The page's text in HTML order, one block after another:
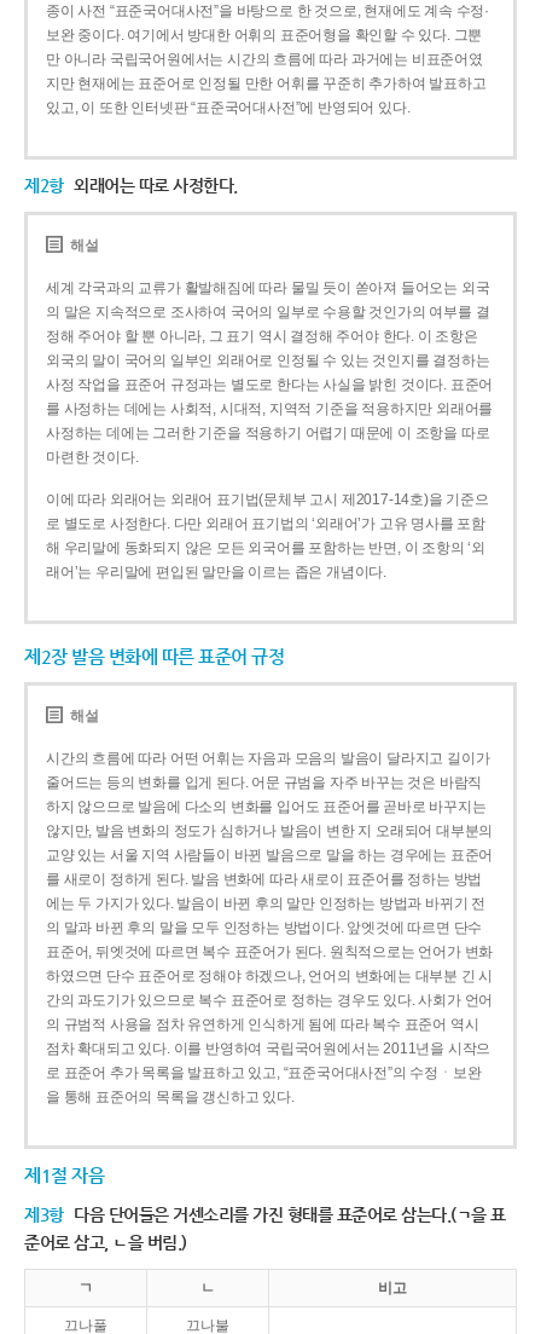
종이 사전 “표준국어대사전”을 바탕으로 한 것으로, 현재에도 계속 수정·
보완 중이다. 여기에서 방대한 어휘의 표준어형을 확인할 수 있다. 그뿐
만 아니라 국립국어원에서는 시간의 흐름에 따라 과거에는 비표준어였
지만 현재에는 표준어로 인정될 만한 어휘를 꾸준히 추가하여 발표하고
있고, 이 또한 인터넷판 “표준국어대사전”에 반영되어 있다.
제2항 외래어는 따로 사정한다.
해설
세계 각국과의 교류가 활발해짐에 따라 물밀 듯이 쏟아져 들어오는 외국
의 말은 지속적으로 조사하여 국어의 일부로 수용할 것인가의 여부를 결
정해 주어야 할 뿐 아니라, 그 표기 역시 결정해 주어야 한다. 이 조항은
외국의 말이 국어의 일부인 외래어로 인정될 수 있는 것인지를 결정하는
사정 작업을 표준어 규정과는 별도로 한다는 사실을 밝힌 것이다. 표준어
를 사정하는 데에는 사회적, 시대적, 지역적 기준을 적용하지만 외래어를
사정하는 데에는 그러한 기준을 적용하기 어렵기 때문에 이 조항을 따로
마련한 것이다.
이에 따라 외래어는 외래어 표기법(문체부 고시 제2017-14호)을 기준으
로 별도로 사정한다. 다만 외래어 표기법의 ‘외래어’가 고유 명사를 포함
해 우리말에 동화되지 않은 모든 외국어를 포함하는 반면, 이 조항의 ‘외
래어’는 우리말에 편입된 말만을 이르는 좁은 개념이다.
제2장 발음 변화에 따른 표준어 규정
해설
시간의 흐름에 따라 어떤 어휘는 자음과 모음의 발음이 달라지고 길이가
줄어드는 등의 변화를 입게 된다. 어문 규범을 자주 바꾸는 것은 바람직
하지 않으므로 발음에 다소의 변화를 입어도 표준어를 곧바로 바꾸지는
않지만, 발음 변화의 정도가 심하거나 발음이 변한 지 오래되어 대부분의
교양 있는 서울 지역 사람들이 바뀐 발음으로 말을 하는 경우에는 표준어
를 새로이 정하게 된다. 발음 변화에 따라 새로이 표준어를 정하는 방법
에는 두 가지가 있다. 발음이 바뀐 후의 말만 인정하는 방법과 바뀌기 전
의 말과 바뀐 후의 말을 모두 인정하는 방법이다. 앞엣것에 따르면 단수
표준어, 뒤엣것에 따르면 복수 표준어가 된다. 원칙적으로는 언어가 변화
하였으면 단수 표준어로 정해야 하겠으나, 언어의 변화에는 대부분 긴 시
간의 과도기가 있으므로 복수 표준어로 정하는 경우도 있다. 사회가 언어
의 규범적 사용을 점차 유연하게 인식하게 됨에 따라 복수 표준어 역시
점차 확대되고 있다. 이를 반영하여 국립국어원에서는 2011년을 시작으
로 표준어 추가 목록을 발표하고 있고, “표준국어대사전”의 수정ㆍ보완
을 통해 표준어의 목록을 갱신하고 있다.
제1절 자음
제3항 다음 단어들은 거센소리를 가진 형태를 표준어로 삼는다.(ㄱ을 표
준어로 삼고, ㄴ을 버림.)
ㄱ ㄴ 비고
끄나풀 끄나불